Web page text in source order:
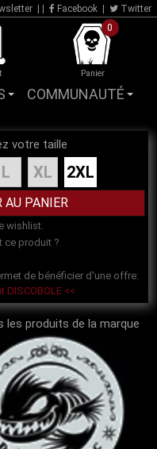
Facebook Twitter
0
Panier
COMMUNAUTÉ
votre taille
L XL 2XL
wishlist.
ce produit ?
de bénéficier d'une offre:
DISCOBOLE <<
les produits de la marque